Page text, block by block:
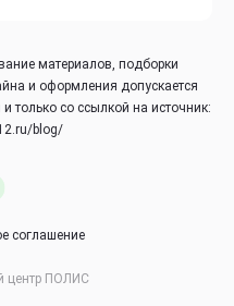
материалов, подборки
и оформления допускается
только со ссылкой на источник:
blog/
соглашение
центр ПОЛИС